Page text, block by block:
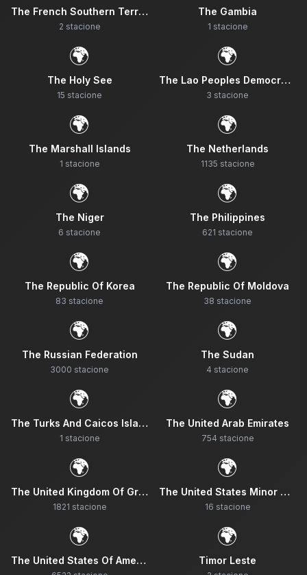
The French Southern Territories
2 stacione
The Gambia
1 stacione
🌍
The Holy See
15 stacione
🌍
The Lao Peoples Democratic Republic
3 stacione
🌍
The Marshall Islands
1 stacione
🌍
The Netherlands
1135 stacione
🌍
The Niger
6 stacione
🌍
The Philippines
621 stacione
🌍
The Republic Of Korea
83 stacione
🌍
The Republic Of Moldova
38 stacione
🌍
The Russian Federation
3000 stacione
🌍
The Sudan
4 stacione
🌍
The Turks And Caicos Islands
1 stacione
🌍
The United Arab Emirates
754 stacione
🌍
The United Kingdom Of Great Britain And Northern Ireland
1821 stacione
🌍
The United States Minor Outlying Islands
16 stacione
🌍
The United States Of America
🌍
Timor Leste